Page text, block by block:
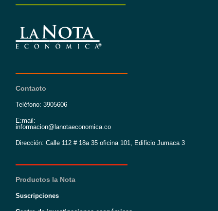
Contacto
Teléfono: 3905606
E:mail:
informacion@lanotaeconomica.co
Dirección: Calle 112 # 18a 35 oficina 101, Edificio Jumaca 3
Productos la Nota
Suscripciones